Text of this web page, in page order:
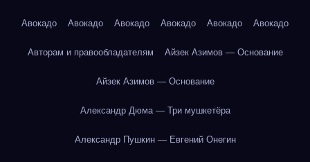
Авокадо Авокадо Авокадо Авокадо Авокадо Авокадо
Авторам и правообладателям Айзек Азимов — Основание
Айзек Азимов — Основание
Александр Дюма — Три мушкетёра
Александр Пушкин — Евгений Онегин